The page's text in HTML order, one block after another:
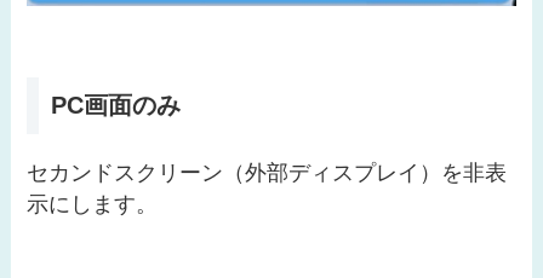
PC画面のみ
セカンドスクリーン（外部ディスプレイ）を非表
示にします。